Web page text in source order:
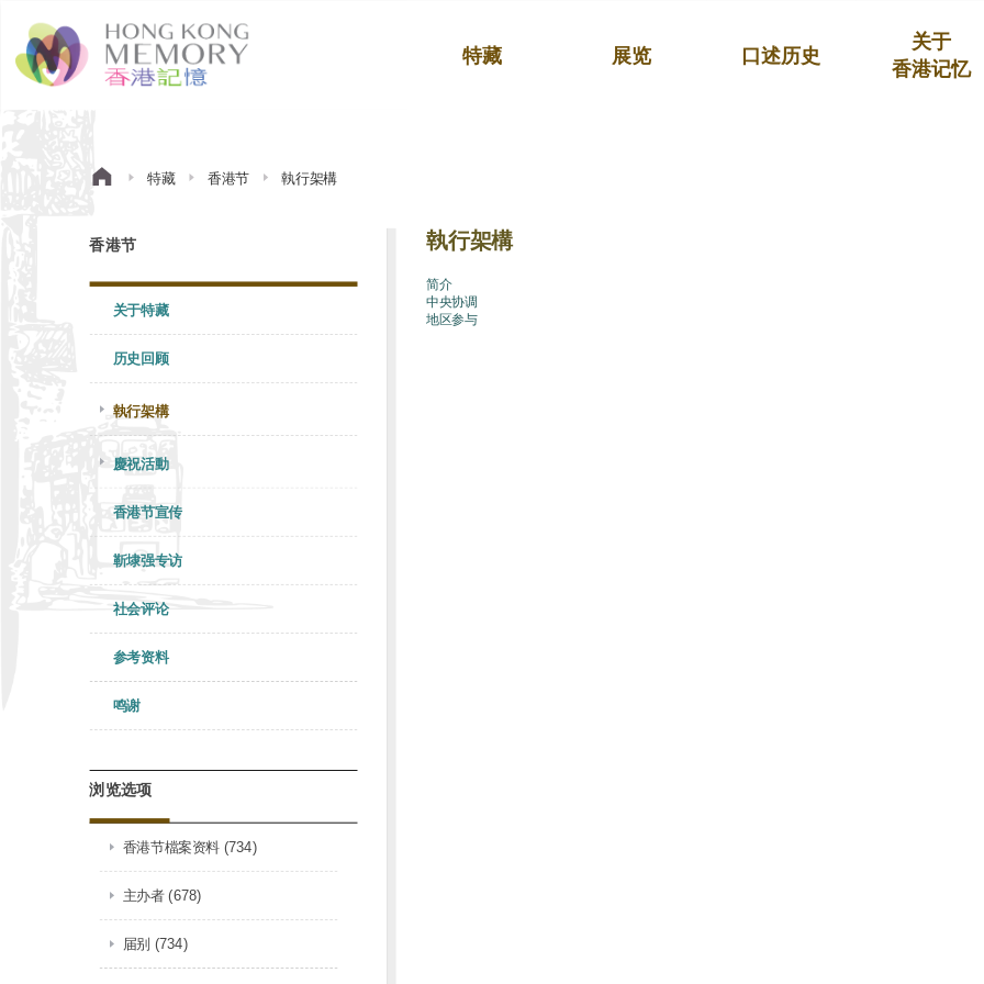
特藏 展览 口述历史
关于
香港记忆
特藏 香港节 執行架構
香港节
关于特藏
历史回顾
執行架構
慶祝活動
香港节宣传
靳埭强专访
社会评论
参考资料
鸣谢
浏览选项
香港节檔案资料 (734)
主办者 (678)
届别 (734)
執行架構
简介
中央协调
地区参与